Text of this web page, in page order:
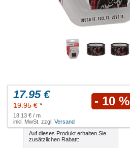
17.95 €
19.95 € * - 10 %
18.13 € / m
inkl. MwSt. zzgl. Versand
Auf dieses Produkt erhalten Sie
zusätzlichen Rabatt: